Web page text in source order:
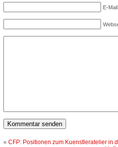
E-
« CFP: Positionen zum Kuenstleratelier in